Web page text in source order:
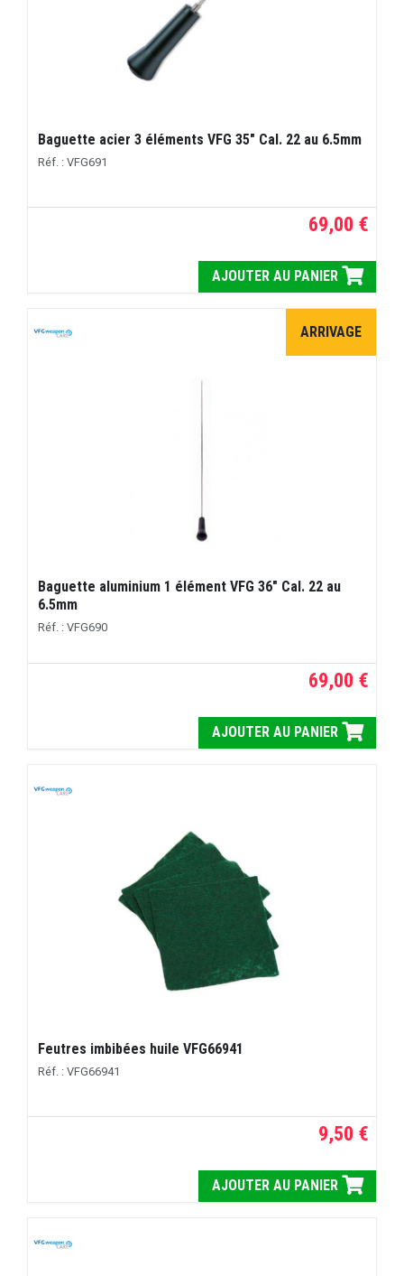
Baguette acier 3 éléments VFG 35" Cal. 22 au 6.5mm
Réf. : VFG691
69,00 €
AJOUTER AU PANIER
ARRIVAGE
Baguette aluminium 1 élément VFG 36" Cal. 22 au
6.5mm
Réf. : VFG690
69,00 €
AJOUTER AU PANIER
Feutres imbibées huile VFG66941
Réf. : VFG66941
9,50 €
AJOUTER AU PANIER